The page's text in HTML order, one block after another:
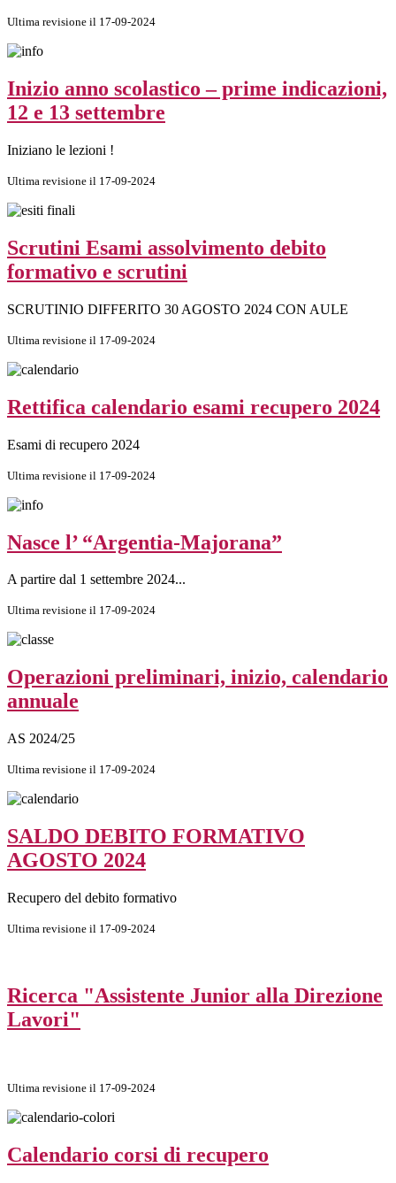
Ultima revisione il 17-09-2024
Inizio anno scolastico – prime indicazioni,
12 e 13 settembre
Iniziano le lezioni !
Ultima revisione il 17-09-2024
Scrutini Esami assolvimento debito
formativo e scrutini
SCRUTINIO DIFFERITO 30 AGOSTO 2024 CON AULE
Ultima revisione il 17-09-2024
Rettifica calendario esami recupero 2024
Esami di recupero 2024
Ultima revisione il 17-09-2024
Nasce l’ “Argentia-Majorana”
A partire dal 1 settembre 2024...
Ultima revisione il 17-09-2024
Operazioni preliminari, inizio, calendario
annuale
AS 2024/25
Ultima revisione il 17-09-2024
SALDO DEBITO FORMATIVO
AGOSTO 2024
Recupero del debito formativo
Ultima revisione il 17-09-2024
Ricerca "Assistente Junior alla Direzione
Lavori"
Ultima revisione il 17-09-2024
Calendario corsi di recupero